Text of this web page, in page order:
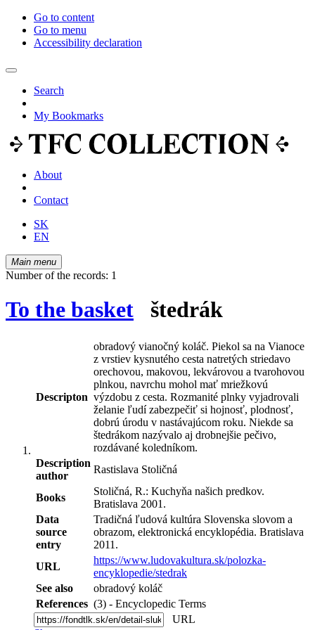
Go to content
Go to menu
Accessibility declaration
Search
My Bookmarks
About
Contact
SK
EN
Main menu
Number of the records: 1
To the basket štedrák
Descripton
obradový vianočný koláč. Piekol sa na Vianoce
z vrstiev kysnutého cesta natretých striedavo
orechovou, makovou, lekvárovou a tvarohovou
plnkou, navrchu mohol mať mriežkovú
výzdobu z cesta. Rozmanité plnky vyjadrovali
želanie ľudí zabezpečiť si hojnosť, plodnosť,
dobrú úrodu v nastávajúcom roku. Niekde sa
štedrákom nazývalo aj drobnejšie pečivo,
rozdávané koledníkom.
Description
author
Rastislava Stoličná
Books
Stoličná, R.: Kuchyňa našich predkov.
Bratislava 2001.
Data
source
entry
Tradičná ľudová kultúra Slovenska slovom a
obrazom, elektronická encyklopédia. Bratislava
2011.
URL
https://www.ludovakultura.sk/polozka-
encyklopedie/stedrak
See also
obradový koláč
References (3) - Encyclopedic Terms
URL